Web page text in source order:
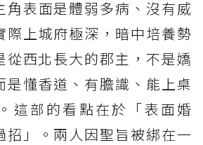
角表面是體弱多病、沒有威
際上城府極深，暗中培養勢
從西北長大的郡主，不是嬌
是懂香道、有膽識、能上桌
這部的看點在於「表面婚
招」。兩人因聖旨被綁在一